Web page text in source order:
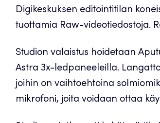
Digikeskuksen editointitilan
tuottamia Raw-videotiedostoja.
Studion valaistus hoidetaan
Astra 3x-ledpaneeleilla.
joihin on vaihtoehtoina
mikrofoni, joita voidaan ottaa